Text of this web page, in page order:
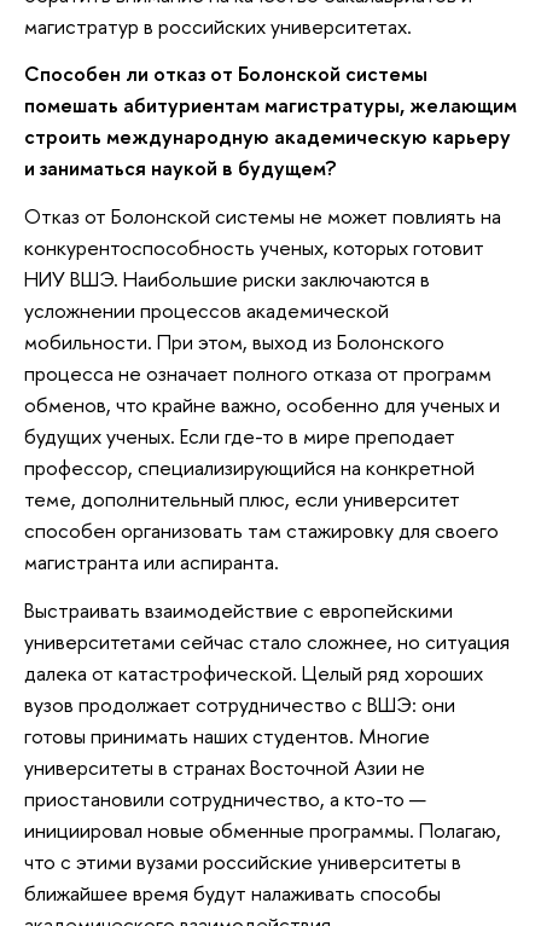
магистратур в российских университетах.
Способен ли отказ от Болонской системы
помешать абитуриентам магистратуры, желающим
строить международную академическую карьеру
и заниматься наукой в будущем?
Отказ от Болонской системы не может повлиять на
конкурентоспособность ученых, которых готовит
НИУ ВШЭ. Наибольшие риски заключаются в
усложнении процессов академической
мобильности. При этом, выход из Болонского
процесса не означает полного отказа от программ
обменов, что крайне важно, особенно для ученых и
будущих ученых. Если где-то в мире преподает
профессор, специализирующийся на конкретной
теме, дополнительный плюс, если университет
способен организовать там стажировку для своего
магистранта или аспиранта.
Выстраивать взаимодействие с европейскими
университетами сейчас стало сложнее, но ситуация
далека от катастрофической. Целый ряд хороших
вузов продолжает сотрудничество с ВШЭ: они
готовы принимать наших студентов. Многие
университеты в странах Восточной Азии не
приостановили сотрудничество, а кто-то —
инициировал новые обменные программы. Полагаю,
что с этими вузами российские университеты в
ближайшее время будут налаживать способы